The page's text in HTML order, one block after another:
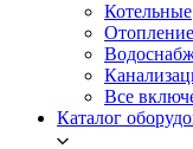
Котельные
Отопление
Все
Каталог